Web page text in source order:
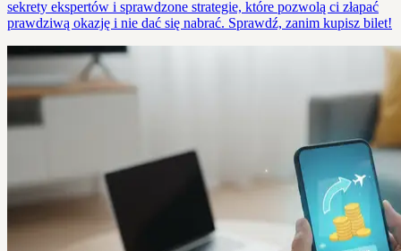
sekrety ekspertów i sprawdzone strategie, które pozwolą ci złapać
prawdziwą okazję i nie dać się nabrać. Sprawdź, zanim kupisz bilet!